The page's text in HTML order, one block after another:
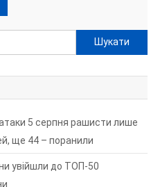
Пошук:
5 серпня рашисти лише
ще 44 – поранили
увійшли до ТОП-50